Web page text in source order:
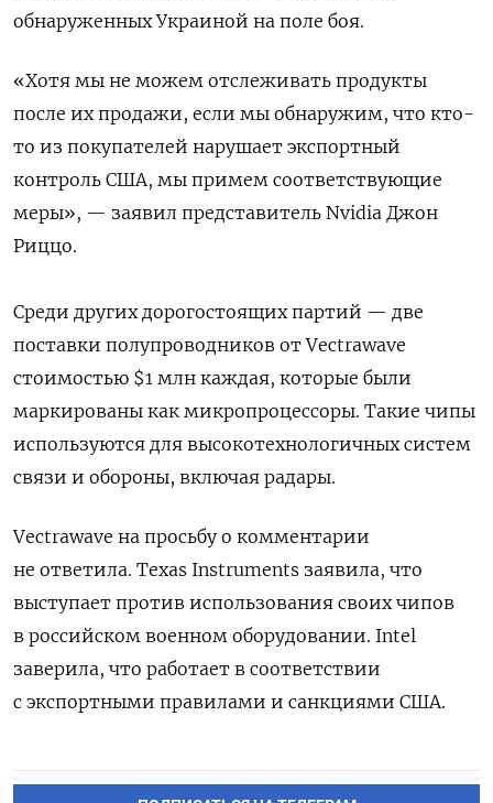
обнаруженных Украиной на поле боя.
«Хотя мы не можем отслеживать продукты
после их продажи, если мы обнаружим, что кто-
то из покупателей нарушает экспортный
контроль США, мы примем соответствующие
меры», — заявил представитель Nvidia Джон
Риццо.
Среди других дорогостоящих партий — две
поставки полупроводников от Vectrawave
стоимостью $1 млн каждая, которые были
маркированы как микропроцессоры. Такие чипы
используются для высокотехнологичных систем
связи и обороны, включая радары.
Vectrawave на просьбу о комментарии
не ответила. Texas Instruments заявила, что
выступает против использования своих чипов
в российском военном оборудовании. Intel
заверила, что работает в соответствии
с экспортными правилами и санкциями США.